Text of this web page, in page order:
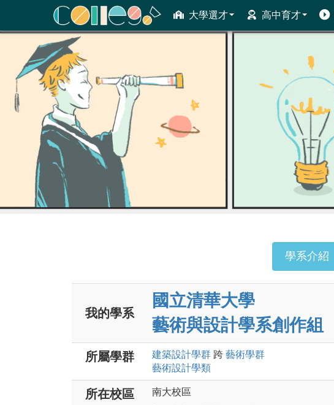
大學選才 高中育才
ColleGo! 大學選才與高中育才輔助系統
學系介紹
我的學系
國立清華大學
藝術與設計學系創作組
所屬學群 建築設計學群 跨 藝術學群
藝術設計學類
所在校區
南大校區